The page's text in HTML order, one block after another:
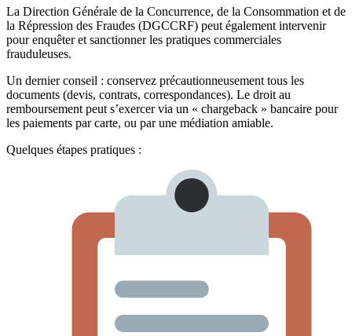
La Direction Générale de la Concurrence, de la Consommation et de
la Répression des Fraudes (DGCCRF) peut également intervenir
pour enquêter et sanctionner les pratiques commerciales
frauduleuses.
Un dernier conseil : conservez précautionneusement tous les
documents (devis, contrats, correspondances). Le droit au
remboursement peut s’exercer via un « chargeback » bancaire pour
les paiements par carte, ou par une médiation amiable.
Quelques étapes pratiques :